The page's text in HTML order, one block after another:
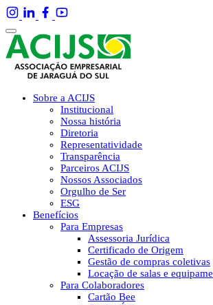
Sobre a ACIJS
Institucional
Nossa história
Diretoria
Representatividade
Transparência
Parceiros ACIJS
Nossos Associados
Orgulho de Ser
ESG
Benefícios
Para Empresas
Assessoria Jurídica
Certificado de Origem
Gestão de compras coletivas
Locação de salas e
Para Colaboradores
Cartão Bee